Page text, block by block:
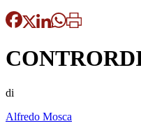
di
Alfredo Mosca